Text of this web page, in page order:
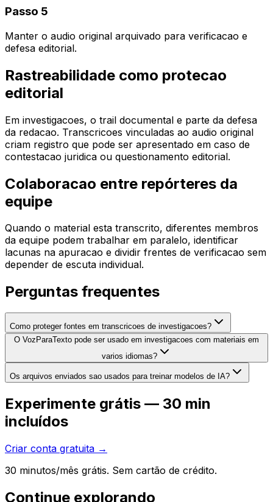
Passo 5
Manter o audio original arquivado para verificacao e
defesa editorial.
Rastreabilidade como protecao
editorial
Em investigacoes, o trail documental e parte da defesa
da redacao. Transcricoes vinculadas ao audio original
criam registro que pode ser apresentado em caso de
contestacao juridica ou questionamento editorial.
Colaboracao entre repórteres da
equipe
Quando o material esta transcrito, diferentes membros
da equipe podem trabalhar em paralelo, identificar
lacunas na apuracao e dividir frentes de verificacao sem
depender de escuta individual.
Perguntas frequentes
Como proteger fontes em transcricoes de investigacoes?
O VozParaTexto pode ser usado em investigacoes com materiais em
varios idiomas?
Os arquivos enviados sao usados para treinar modelos de IA?
Experimente grátis — 30 min
incluídos
Criar conta gratuita →
30 minutos/mês grátis. Sem cartão de crédito.
Continue explorando